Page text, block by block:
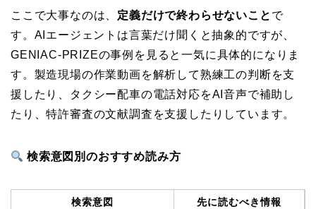
ここで大事なのは、 定義だけで終わらせないこと で
す。AIエージェントは言葉だけ聞くと抽象的ですが、
GENIAC-PRIZEの事例を見ると一気に具体的になりま
す。製造現場の作業動画を解析して熟練工の判断を支
援したり、タクシー配車の電話対応をAI音声で補助し
たり、特許審査の文献調査を支援したりしています。
検索意図別のおすすめ読み方
検索意図 先に読むべき情報